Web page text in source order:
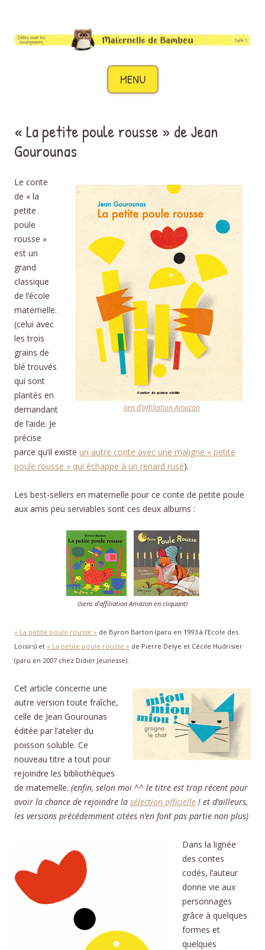
MENU
Aller au contenu
« La petite poule rousse » de Jean
Gourounas
lien d’affiliation Amazon
Le conte
de « la
petite
poule
rousse »
est un
grand
classique
de l’école
maternelle.
(celui avec
les trois
grains de
blé trouvés
qui sont
plantés en
demandant
de l’aide. Je
précise
parce qu’il existe un autre conte avec une maligne « petite
poule rousse » qui échappe à un renard rusé).
Les best-sellers en maternelle pour ce conte de petite poule
aux amis peu serviables sont ces deux albums :
(liens d’affiliation Amazon en cliquant)
« La petite poule rousse » de Byron Barton (paru en 1993 à l’Ecole des
Loisirs) et « La petite poule rousse » de Pierre Delye et Cécile Hudrisier
(paru en 2007 chez Didier Jeunesse).
Cet article concerne une
autre version toute fraîche,
celle de Jean Gourounas
éditée par l’atelier du
poisson soluble. Ce
nouveau titre a tout pour
rejoindre les bibliothèques
de maternelle. (enfin, selon moi ^^ le titre est trop récent pour
avoir la chance de rejoindre la sélection officielle ! et d’ailleurs,
les versions précédemment citées n’en font pas partie non plus)
Dans la lignée
des contes
codés, l’auteur
donne vie aux
personnages
grâce à quelques
formes et
quelques